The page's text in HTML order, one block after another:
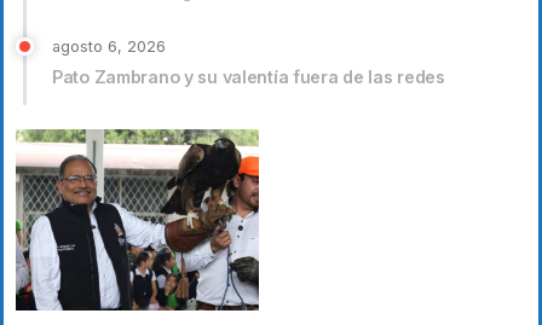
agosto 6, 2026
Pato Zambrano y su valentía fuera de las redes